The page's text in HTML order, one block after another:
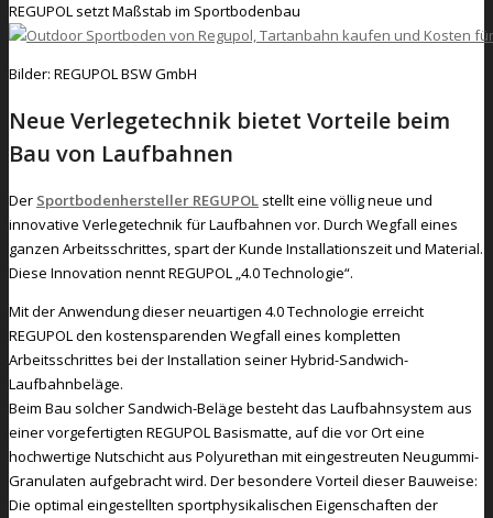
REGUPOL setzt Maßstab im Sportbodenbau
Bilder: REGUPOL BSW GmbH
Neue Verlegetechnik bietet Vorteile beim
Bau von Laufbahnen
Der Sportbodenhersteller REGUPOL stellt eine völlig neue und
innovative Verlegetechnik für Laufbahnen vor. Durch Wegfall eines
ganzen Arbeitsschrittes, spart der Kunde Installationszeit und Material.
Diese Innovation nennt REGUPOL „4.0 Technologie“.
Mit der Anwendung dieser neuartigen 4.0 Technologie erreicht
REGUPOL den kostensparenden Wegfall eines kompletten
Arbeitsschrittes bei der Installation seiner Hybrid-Sandwich-
Laufbahnbeläge.
Beim Bau solcher Sandwich-Beläge besteht das Laufbahnsystem aus
einer vorgefertigten REGUPOL Basismatte, auf die vor Ort eine
hochwertige Nutschicht aus Polyurethan mit eingestreuten Neugummi-
Granulaten aufgebracht wird. Der besondere Vorteil dieser Bauweise:
Die optimal eingestellten sportphysikalischen Eigenschaften der